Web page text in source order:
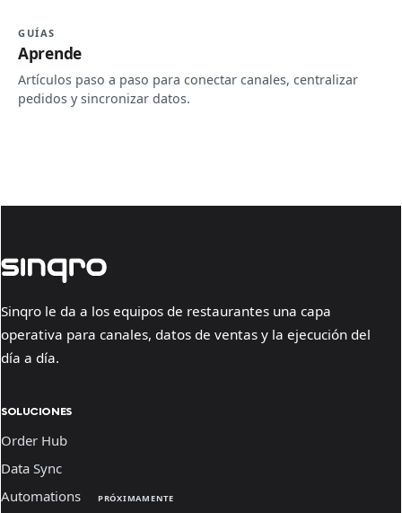
GUÍAS
Aprende
Artículos paso a paso para conectar canales, centralizar
pedidos y sincronizar datos.
Sinqro le da a los equipos de restaurantes una capa
operativa para canales, datos de ventas y la ejecución del
día a día.
SOLUCIONES
Order Hub
Data Sync
Automations
PRÓXIMAMENTE